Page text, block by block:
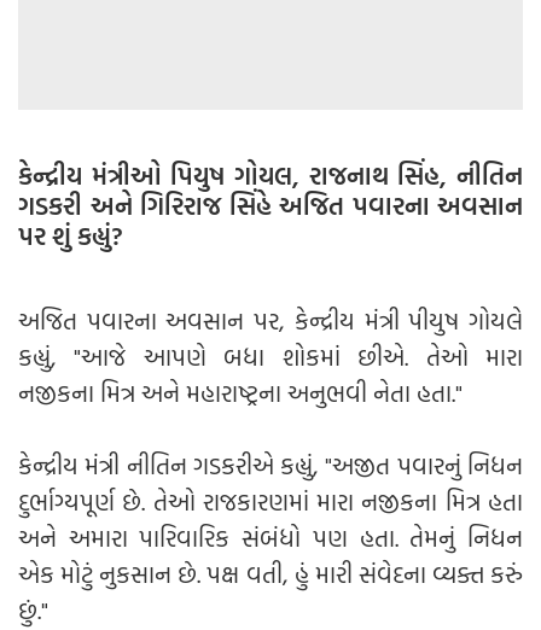
કેન્દ્રીય મંત્રીઓ પિયુષ ગોયલ, રાજનાથ સિંહ, નીતિન
ગડકરી અને ગિરિરાજ સિંહે અજિત પવારના અવસાન
પર શું કહ્યું?
અજિત પવારના અવસાન પર, કેન્દ્રીય મંત્રી પીયુષ ગોયલે
કહ્યું, "આજે આપણે બધા શોકમાં છીએ. તેઓ મારા
નજીકના મિત્ર અને મહારાષ્ટ્રના અનુભવી નેતા હતા."
કેન્દ્રીય મંત્રી નીતિન ગડકરીએ કહ્યું, "અજીત પવારનું નિધન
દુર્ભાગ્યપૂર્ણ છે. તેઓ રાજકારણમાં મારા નજીકના મિત્ર હતા
અને અમારા પારિવારિક સંબંધો પણ હતા. તેમનું નિધન
એક મોટું નુકસાન છે. પક્ષ વતી, હું મારી સંવેદના વ્યક્ત કરું
છું."